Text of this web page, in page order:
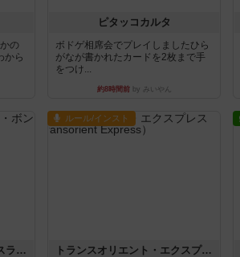
の
から
ピタッコカルタ
ボドゲ相席会でプレイしましたひら
がなが書かれたカードを2枚まで手
をつけ...
約8時間前by みいやん
キャプテン・フリップ：イスラ・ボンバ
ルール/インスト
トランスオリエント・エクスプレス